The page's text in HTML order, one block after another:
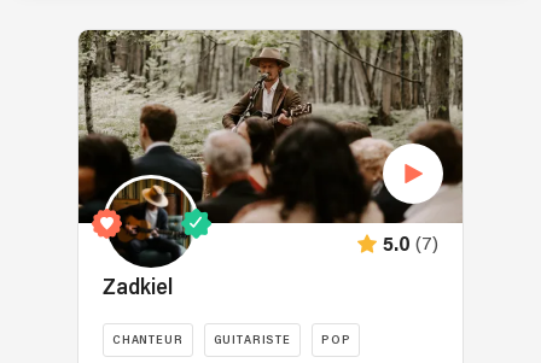
5.0 (7)
Zadkiel
CHANTEUR GUITARISTE POP